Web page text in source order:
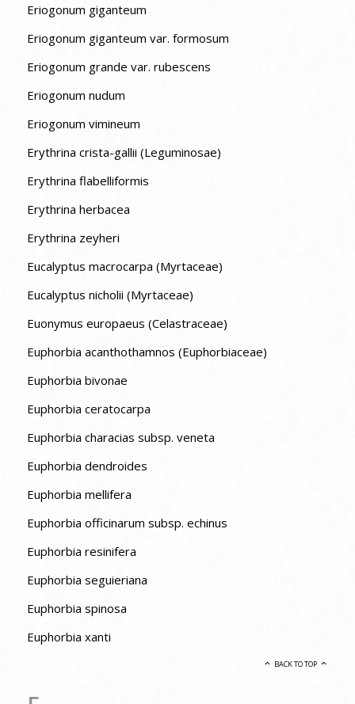
Eriogonum giganteum
Eriogonum giganteum var. formosum
Eriogonum grande var. rubescens
Eriogonum nudum
Eriogonum vimineum
Erythrina crista-gallii (Leguminosae)
Erythrina flabelliformis
Erythrina herbacea
Erythrina zeyheri
Eucalyptus macrocarpa (Myrtaceae)
Eucalyptus nicholii (Myrtaceae)
Euonymus europaeus (Celastraceae)
Euphorbia acanthothamnos (Euphorbiaceae)
Euphorbia bivonae
Euphorbia ceratocarpa
Euphorbia characias subsp. veneta
Euphorbia dendroides
Euphorbia mellifera
Euphorbia officinarum subsp. echinus
Euphorbia resinifera
Euphorbia seguieriana
Euphorbia spinosa
Euphorbia xanti
BACK TO TOP